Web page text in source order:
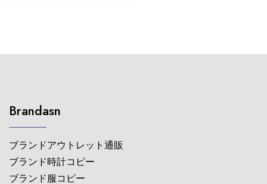
Brandasn
ブランドアウトレット通販
ブランド時計コピー
ブランド服コピー